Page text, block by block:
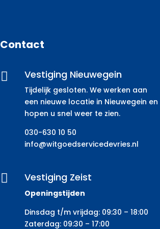
Contact
 Vestiging Nieuwegein
Tijdelijk gesloten. We werken aan
een nieuwe locatie in Nieuwegein en
hopen u snel weer te zien.
030-630 10 50
info@witgoedservicedevries.nl
 Vestiging Zeist
Openingstijden
Dinsdag t/m vrijdag: 09:30 – 18:00
Zaterdag: 09:30 – 17:00